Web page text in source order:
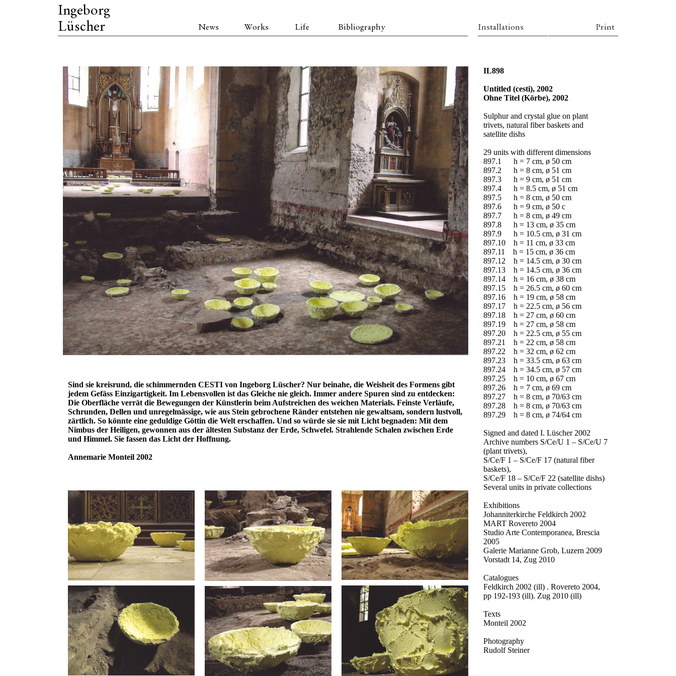
Ingeborg
Lüscher
News Works Life Bibliography Installations Print
Sind sie kreisrund, die schimmernden CESTI von Ingeborg Lüscher? Nur beinahe, die Weisheit des Formens gibt
jedem Gefäss Einzigartigkeit. Im Lebensvollen ist das Gleiche nie gleich. Immer andere Spuren sind zu entdecken:
Die Oberfläche verrät die Bewegungen der Künstlerin beim Aufstreichen des weichen Materials. Feinste Verläufe,
Schrunden, Dellen und unregelmässige, wie aus Stein gebrochene Ränder entstehen nie gewaltsam, sondern lustvoll,
zärtlich. So könnte eine geduldige Göttin die Welt erschaffen. Und so würde sie sie mit Licht begnaden: Mit dem
Nimbus der Heiligen, gewonnen aus der ältesten Substanz der Erde, Schwefel. Strahlende Schalen zwischen Erde
und Himmel. Sie fassen das Licht der Hoffnung.
Annemarie Monteil 2002
IL898
Untitled (cesti), 2002
Ohne Titel (Körbe), 2002
Sulphur and crystal glue on plant
trivets, natural fiber baskets and
satellite dishs
29 units with different dimensions
897.1
h = 7 cm, ø 50 cm
897.2
h = 8 cm, ø 51 cm
897.3
h = 9 cm, ø 51 cm
897.4
h = 8.5 cm, ø 51 cm
897.5
h = 8 cm, ø 50 cm
897.6
h = 9 cm, ø 50 c
897.7
h = 8 cm, ø 49 cm
897.8
h = 13 cm, ø 35 cm
897.9
h = 10.5 cm, ø 31 cm
897.10
h = 11 cm, ø 33 cm
897.11
h = 15 cm, ø 36 cm
897.12
h = 14.5 cm, ø 30 cm
897.13
h = 14.5 cm, ø 36 cm
897.14
h = 16 cm, ø 38 cm
897.15
h = 26.5 cm, ø 60 cm
897.16
h = 19 cm, ø 58 cm
897.17
h = 22.5 cm, ø 56 cm
897.18
h = 27 cm, ø 60 cm
897.19
h = 27 cm, ø 58 cm
897.20
h = 22.5 cm, ø 55 cm
897.21
h = 22 cm, ø 58 cm
897.22
h = 32 cm, ø 62 cm
897.23
h = 33.5 cm, ø 63 cm
897.24
h = 34.5 cm, ø 57 cm
897.25
h = 10 cm, ø 67 cm
897.26
h = 7 cm, ø 69 cm
897.27
h = 8 cm, ø 70/63 cm
897.28
h = 8 cm, ø 70/63 cm
897.29
h = 8 cm, ø 74/64 cm
Signed and dated I. Lüscher 2002
Archive numbers S/Ce/U 1 – S/Ce/U 7
(plant trivets),
S/Ce/F 1 – S/Ce/F 17 (natural fiber
baskets),
S/Ce/F 18 – S/Ce/F 22 (satellite dishs)
Several units in private collections
Exhibitions
Johanniterkirche Feldkirch 2002
MART Rovereto 2004
Studio Arte Contemporanea, Brescia
2005
Galerie Marianne Grob, Luzern 2009
Vorstadt 14, Zug 2010
Catalogues
Feldkirch 2002 (ill) . Rovereto 2004,
pp 192-193 (ill). Zug 2010 (ill)
Texts
Monteil 2002
Photography
Rudolf Steiner